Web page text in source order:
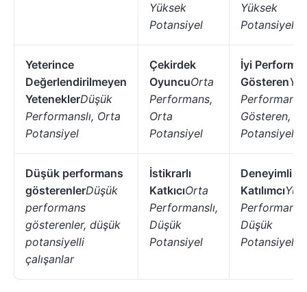
Yüksek
Potansiyel
Yüksek
Potansiyelli
Yeterince
Değerlendirilmeyen
YeteneklerDüşük
Performanslı, Orta
Potansiyel
Çekirdek
OyuncuOrta
Performans,
Orta
Potansiyel
İyi
Gösteren
Performans
Gösteren,
Potansiyel
Düşük performans
gösterenlerDüşük
performans
gösterenler, düşük
potansiyelli
çalışanlar
İstikrarlı
KatkıcıOrta
Performanslı,
Düşük
Potansiyel
Deneyimli
Katılımcı
Düşük
Potansiyelli